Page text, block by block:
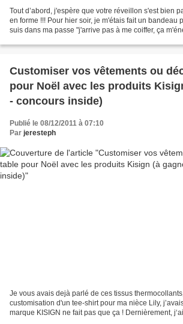
Tout d’abord, j'espère que votre réveillon s'est bien
en forme !!! Pour hier soir, je m'étais fait un bandeau
suis dans ma passe "j'arrive pas à me coiffer, ça
Customiser vos vêtements ou
pour Noël avec les produits
- concours inside)
Publié le 08/12/2011 à 07:10
Par jeresteph
Je vous avais dejà parlé de ces tissus
customisation d'un tee-shirt pour ma nièce Lily,
marque KISIGN ne fait pas que ça ! Dernièrement,